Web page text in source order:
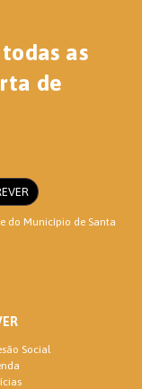
as
de
do Município de Santa
Social